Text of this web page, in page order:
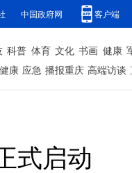
中国政府网 客户端
科普 体育 文化 书画 健康
健康 应急 播报重庆 高端访谈
式启动